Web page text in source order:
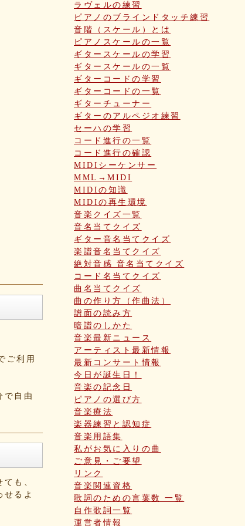
ご利用
で自由
も、
るよ
ラヴェルの練習
ピアノのブラインドタッチ練習
音階（スケール）とは
ピアノスケールの一覧
ギタースケールの学習
ギタースケールの一覧
ギターコードの学習
ギターコードの一覧
ギターチューナー
ギターのアルペジオ練習
セーハの学習
コード進行の一覧
コード進行の確認
MIDIシーケンサー
MML→MIDI
MIDIの知識
MIDIの再生環境
音楽クイズ一覧
音名当てクイズ
ギター音名当てクイズ
楽譜音名当てクイズ
絶対音感 音名当てクイズ
コード名当てクイズ
曲名当てクイズ
曲の作り方（作曲法）
譜面の読み方
暗譜のしかた
音楽最新ニュース
アーティスト最新情報
最新コンサート情報
今日が誕生日！
音楽の記念日
ピアノの選び方
音楽療法
楽器練習と認知症
音楽用語集
私がお気に入りの曲
ご意見・ご要望
リンク
音楽関連資格
歌詞のための言葉数 一覧
自作歌詞一覧
運営者情報